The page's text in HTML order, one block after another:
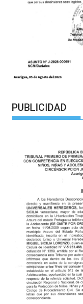
PUBLICIDAD